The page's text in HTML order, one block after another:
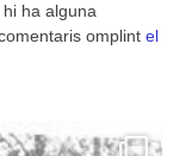
ha alguna
omplint el